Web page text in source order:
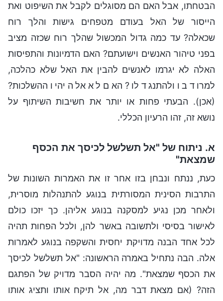
הבטחתו, אבל האם הם מסוגלים לקבל את השיפוט ואת
הייסור של האל בעודם מטפחים גישות והלך רוח
שכאלה? עד כמה גדול המכשול שהלך רוח שכזה מציב
בפני טיהור האנשים וישועתם? האם הדמיונות והתפיסות
האלה לא יגרמו לאנשים להבין את האל שלא כהלכה,
למרוד בו ולהתנגד לו? האם לא אלה יהיו ההשלכות?
(אכן). הבעתי פחות או יותר את חשיבות השיתוף על
נושא זה, זהו הרעיון הכללי.
א. ניתוח של "אל תשלשל לכיסך את הכסף
שמצאת"
כעת, ננתח ונבחן בזו אחר זו את האמרות השונות של
התרבות הסינית המסורתית בנוגע להתנהלות מוסרית,
ולאחר מכן נגיע למסקנה בנוגע אליהן. כך יזכו כולם
לאישור בסיסי ולתשובה באשר להן, ולכל הפחות תהיה
לכל אחד הבנה מדויקת יחסית והשקפה בנוגע לאמרות
אלה. הבה נתחיל באמרה הראשונה: "אל תשלשל לכיסך
את הכסף שמצאת". מה יהיה הסבר מדויק של הפתגם
הזה? (אם מצאת דבר מה, אל תיקח אותו ותציג אותו